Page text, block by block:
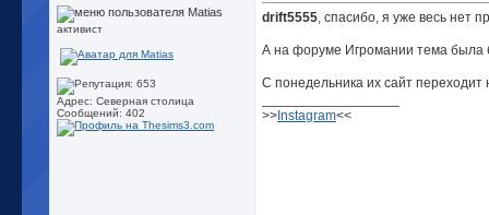
активист
Адрес: Северная столица
Сообщений: 402
drift5555, спасибо, я уже весь нет
А на форуме Игромании тема была
С понедельника их сайт
>> Instagram<<